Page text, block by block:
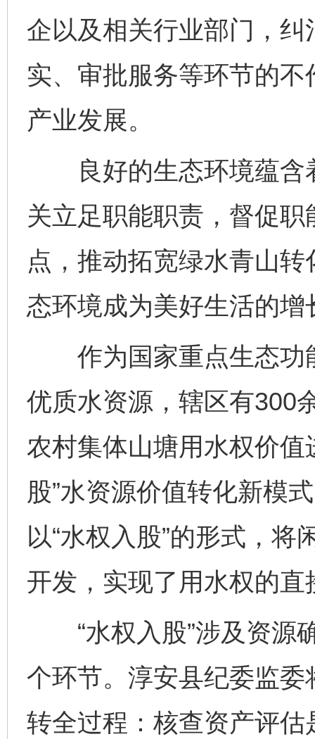
企以及相关行业部门，
实、审批服务等环节的
产业发展。
良好的生态环境蕴含
关立足职能职责，督促
点，推动拓宽绿水青山
态环境成为美好生活的增
作为国家重点生态功
优质水资源，辖区有300
农村集体山塘用水权价值
股”水资源价值转化新模
以“水权入股”的形式，
开发，实现了用水权的直
“水权入股”涉及资源
个环节。淳安县纪委监委
转全过程：核查资产评